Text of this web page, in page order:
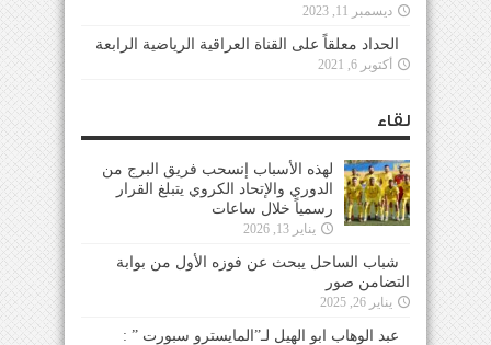
ديسمبر 11, 2023
الحداد معلقاً على القناة العراقية الرياضية الرابعة
أكتوبر 6, 2021
لقاء
لهذه الأسباب إنسحب فريق البرج من
الدوري والإتحاد الكروي يتبلغ القرار
رسمياً خلال ساعات
يناير 13, 2026
شباب الساحل يبحث عن فوزه الأول من بوابة
التضامن صور
يناير 26, 2025
عبد الوهاب ابو الهيل لـ”المايسترو سبورت ” :